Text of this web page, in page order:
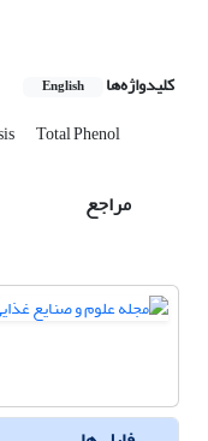
کلیدواژه‌ها English
Total Phenol
مراجع